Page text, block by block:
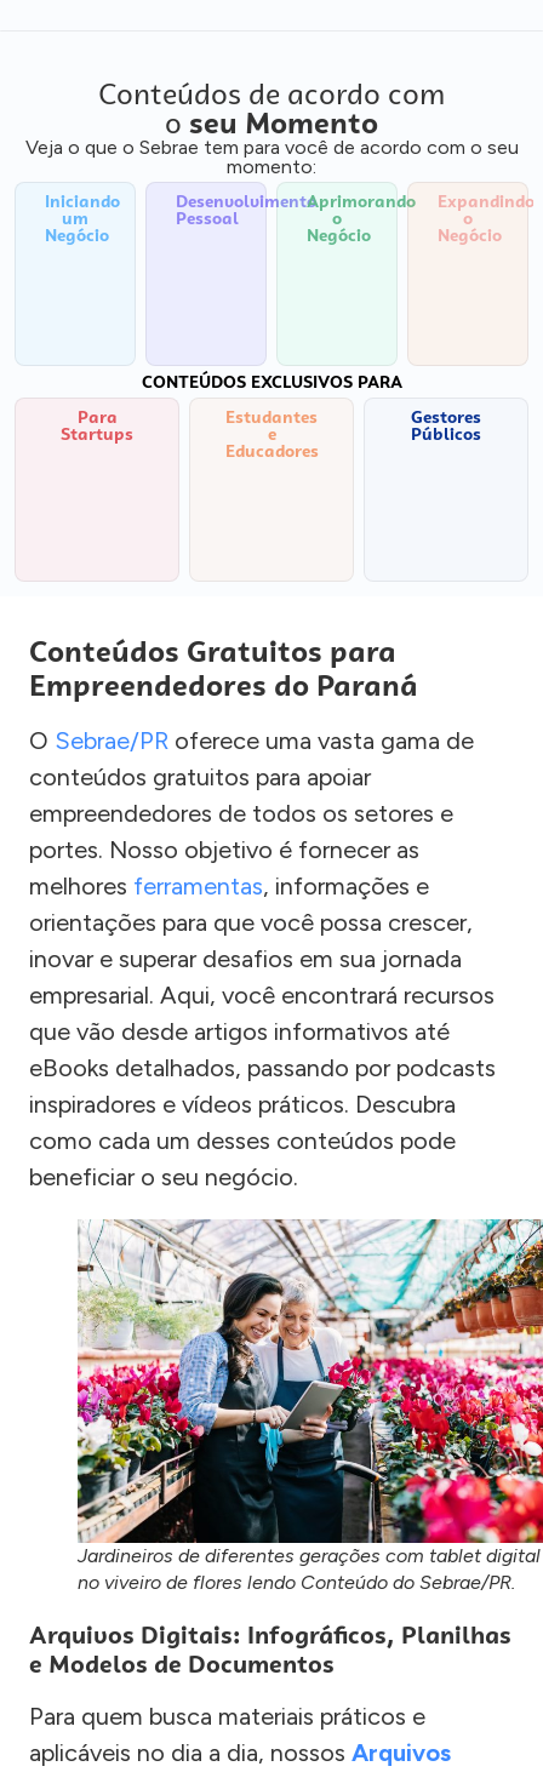
Conteúdos de acordo com
o seu Momento
Veja o que o Sebrae tem para você de acordo com o seu
momento:
Iniciando
um
Negócio
Desenvolvimento
Pessoal
Aprimorando
o
Negócio
Expandindo
o
Negócio
CONTEÚDOS EXCLUSIVOS PARA
Para
Startups
Estudantes
e
Educadores
Gestores
Públicos
Conteúdos Gratuitos para
Empreendedores do Paraná
O Sebrae/PR oferece uma vasta gama de
conteúdos gratuitos para apoiar
empreendedores de todos os setores e
portes. Nosso objetivo é fornecer as
melhores ferramentas, informações e
orientações para que você possa crescer,
inovar e superar desafios em sua jornada
empresarial. Aqui, você encontrará recursos
que vão desde artigos informativos até
eBooks detalhados, passando por podcasts
inspiradores e vídeos práticos. Descubra
como cada um desses conteúdos pode
beneficiar o seu negócio.
Jardineiros de diferentes gerações com tablet digital
no viveiro de flores lendo Conteúdo do Sebrae/PR.
Arquivos Digitais: Infográficos, Planilhas
e Modelos de Documentos
Para quem busca materiais práticos e
aplicáveis no dia a dia, nossos Arquivos